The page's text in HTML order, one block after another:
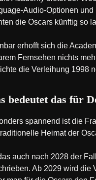
Audio-Optionen
die Oscars künftig so
erhofft sich die
Fernsehen nichts
die Verleihung 1998
bedeutet das für
spannend ist die
Heimat der
auch nach 2028 der
Ab 2029 wird die